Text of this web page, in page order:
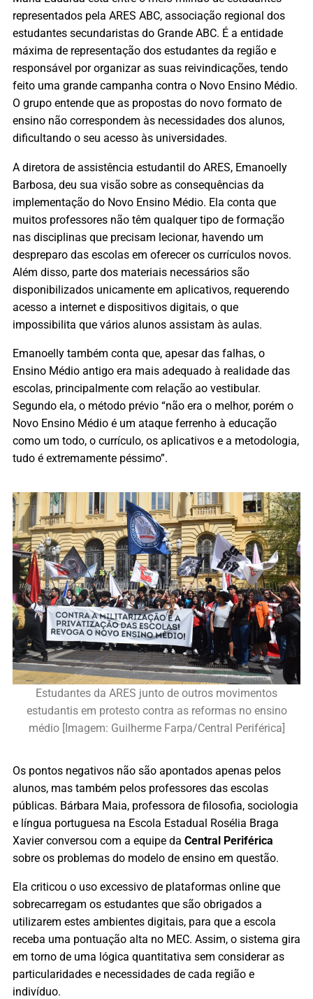
representados pela ARES ABC, associação regional dos
estudantes secundaristas do Grande ABC. É a entidade
máxima de representação dos estudantes da região e
responsável por organizar as suas reivindicações, tendo
feito uma grande campanha contra o Novo Ensino Médio.
O grupo entende que as propostas do novo formato de
ensino não correspondem às necessidades dos alunos,
dificultando o seu acesso às universidades.
A diretora de assistência estudantil do ARES, Emanoelly
Barbosa, deu sua visão sobre as consequências da
implementação do Novo Ensino Médio. Ela conta que
muitos professores não têm qualquer tipo de formação
nas disciplinas que precisam lecionar, havendo um
despreparo das escolas em oferecer os currículos novos.
Além disso, parte dos materiais necessários são
disponibilizados unicamente em aplicativos, requerendo
acesso a internet e dispositivos digitais, o que
impossibilita que vários alunos assistam às aulas.
Emanoelly também conta que, apesar das falhas, o
Ensino Médio antigo era mais adequado à realidade das
escolas, principalmente com relação ao vestibular.
Segundo ela, o método prévio “não era o melhor, porém o
Novo Ensino Médio é um ataque ferrenho à educação
como um todo, o currículo, os aplicativos e a metodologia,
tudo é extremamente péssimo”.
Estudantes da ARES junto de outros movimentos
estudantis em protesto contra as reformas no ensino
médio [Imagem: Guilherme Farpa/Central Periférica]
Os pontos negativos não são apontados apenas pelos
alunos, mas também pelos professores das escolas
públicas. Bárbara Maia, professora de filosofia, sociologia
e língua portuguesa na Escola Estadual Rosélia Braga
Xavier conversou com a equipe da Central Periférica
sobre os problemas do modelo de ensino em questão.
Ela criticou o uso excessivo de plataformas online que
sobrecarregam os estudantes que são obrigados a
utilizarem estes ambientes digitais, para que a escola
receba uma pontuação alta no MEC. Assim, o sistema gira
em torno de uma lógica quantitativa sem considerar as
particularidades e necessidades de cada região e
indivíduo.